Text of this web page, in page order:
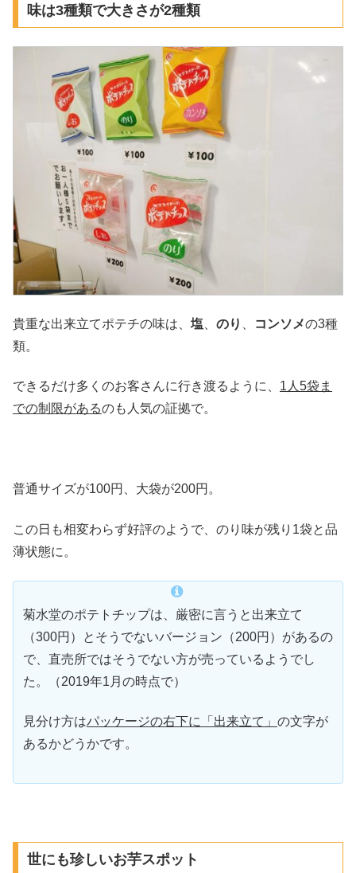
味は3種類で大きさが2種類
貴重な出来立てポテチの味は、 塩 のり コンソメの3種
類。
できるだけ多くのお客さんに行き渡るように、 1人5袋ま
での制限があるのも人気の証拠で。
普通サイズが100円、大袋が200円。
この日も相変わらず好評のようで、のり味が残り1袋と品
薄状態に。
菊水堂のポテトチップは、厳密に言うと出来立て
（300円）とそうでないバージョン（200円）があるの
で、直売所ではそうでない方が売っているようでし
た。（2019年1月の時点で）
見分け方はパッケージの右下に「出来立て」 の文字が
あるかどうかです。
世にも珍しいお芋スポット